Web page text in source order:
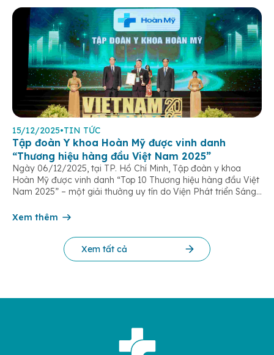
15/12/2025•TIN TỨC
Tập đoàn Y khoa Hoàn Mỹ được vinh danh
“Thương hiệu hàng đầu Việt Nam 2025”
Ngày 06/12/2025, tại TP. Hồ Chí Minh, Tập đoàn y khoa
Hoàn Mỹ được vinh danh “Top 10 Thương hiệu hàng đầu Việt
Nam 2025” – một giải thưởng uy tín do Viện Phát triển Sáng
cứu Phát triển Doanh nghiệp Châu Á […]
Xem thêm
Xem tất cả